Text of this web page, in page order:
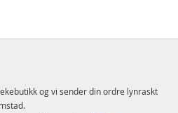
Og i over 85 år har American Tourister
og vi sender din ordre lynraskt